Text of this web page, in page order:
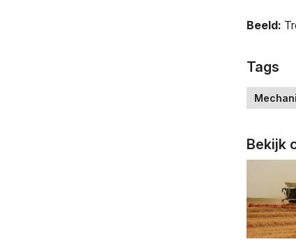
Beeld:
Tags
Bekijk